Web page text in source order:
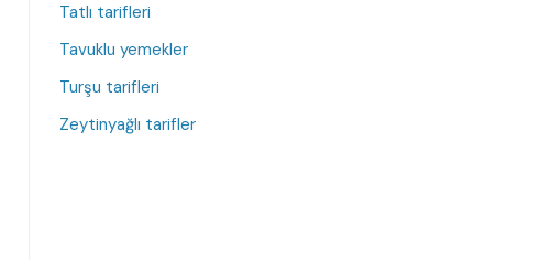
Tatlı tarifleri
Tavuklu yemekler
Turşu tarifleri
Zeytinyağlı tarifler